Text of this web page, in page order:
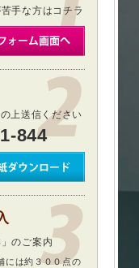
手な方はコチラ
上送信ください
844
のご案内
には約３００点の